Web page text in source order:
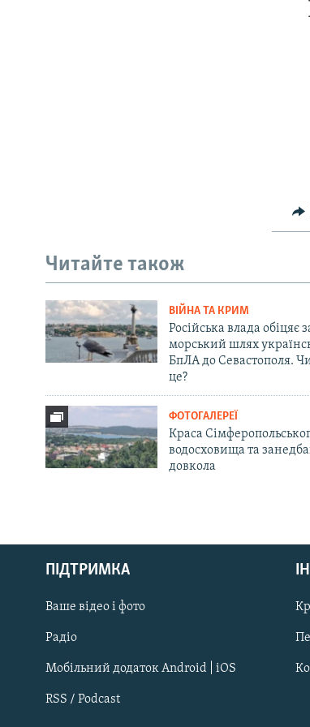
Русский
Qırımtatar
ДОЛУЧАЙСЯ!
Читайте також
ВІЙНА ТА КРИМ
Російська влада обіцяє
морський шлях
БпЛА до Севастополя.
це?
ФОТОГАЛЕРЕЇ
Краса
водосховища та
довкола
ПІДТРИМКА
Ваше відео і фото
Радіо
Мобільний додаток Android | iOS
RSS / Podcast